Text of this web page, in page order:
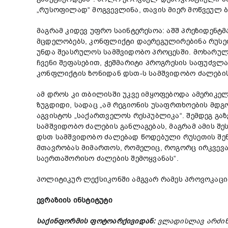
„რუსოფილად“ მოგვევლინა, თავის მიერ
მაგრამ კიდევ უფრო საინტერესოა: აშშ
მცდელობებს, კონფლიქტი დაერეგულირებინა
უნდა შეასრულოს სამშვიდობო პროცესში.
ჩვენი შეფასებით, ჭეშმარიტი პროგრესის
კონფლიქტის ზონიდან დსთ-ს სამშვიდობო
ამ დროს კი თბილისში უკვე იმყოფებოდა
ზუგდიდი, სადაც „ამ რეგიონის უსაფრთხოების
აგვისტოს „საქართველოს რესპუბლიკა“. შემდეგ
სამშვიდობო ძალების განლაგებას, მაგრამ ამის
დსთ სამშვიდობო ძალებად წოდებული რუსეთის
მთავრობას მიმართოს, რომელიც, როგორც
საერთაშორისო ძალების შემოყვანას“.
პოლიტიკურ ლექსიკონში ამგვარ რამეს
ევრაზიის ინსტიტუტი
საქინფორმის ფოტოარქივიდან:ვლადისლავ